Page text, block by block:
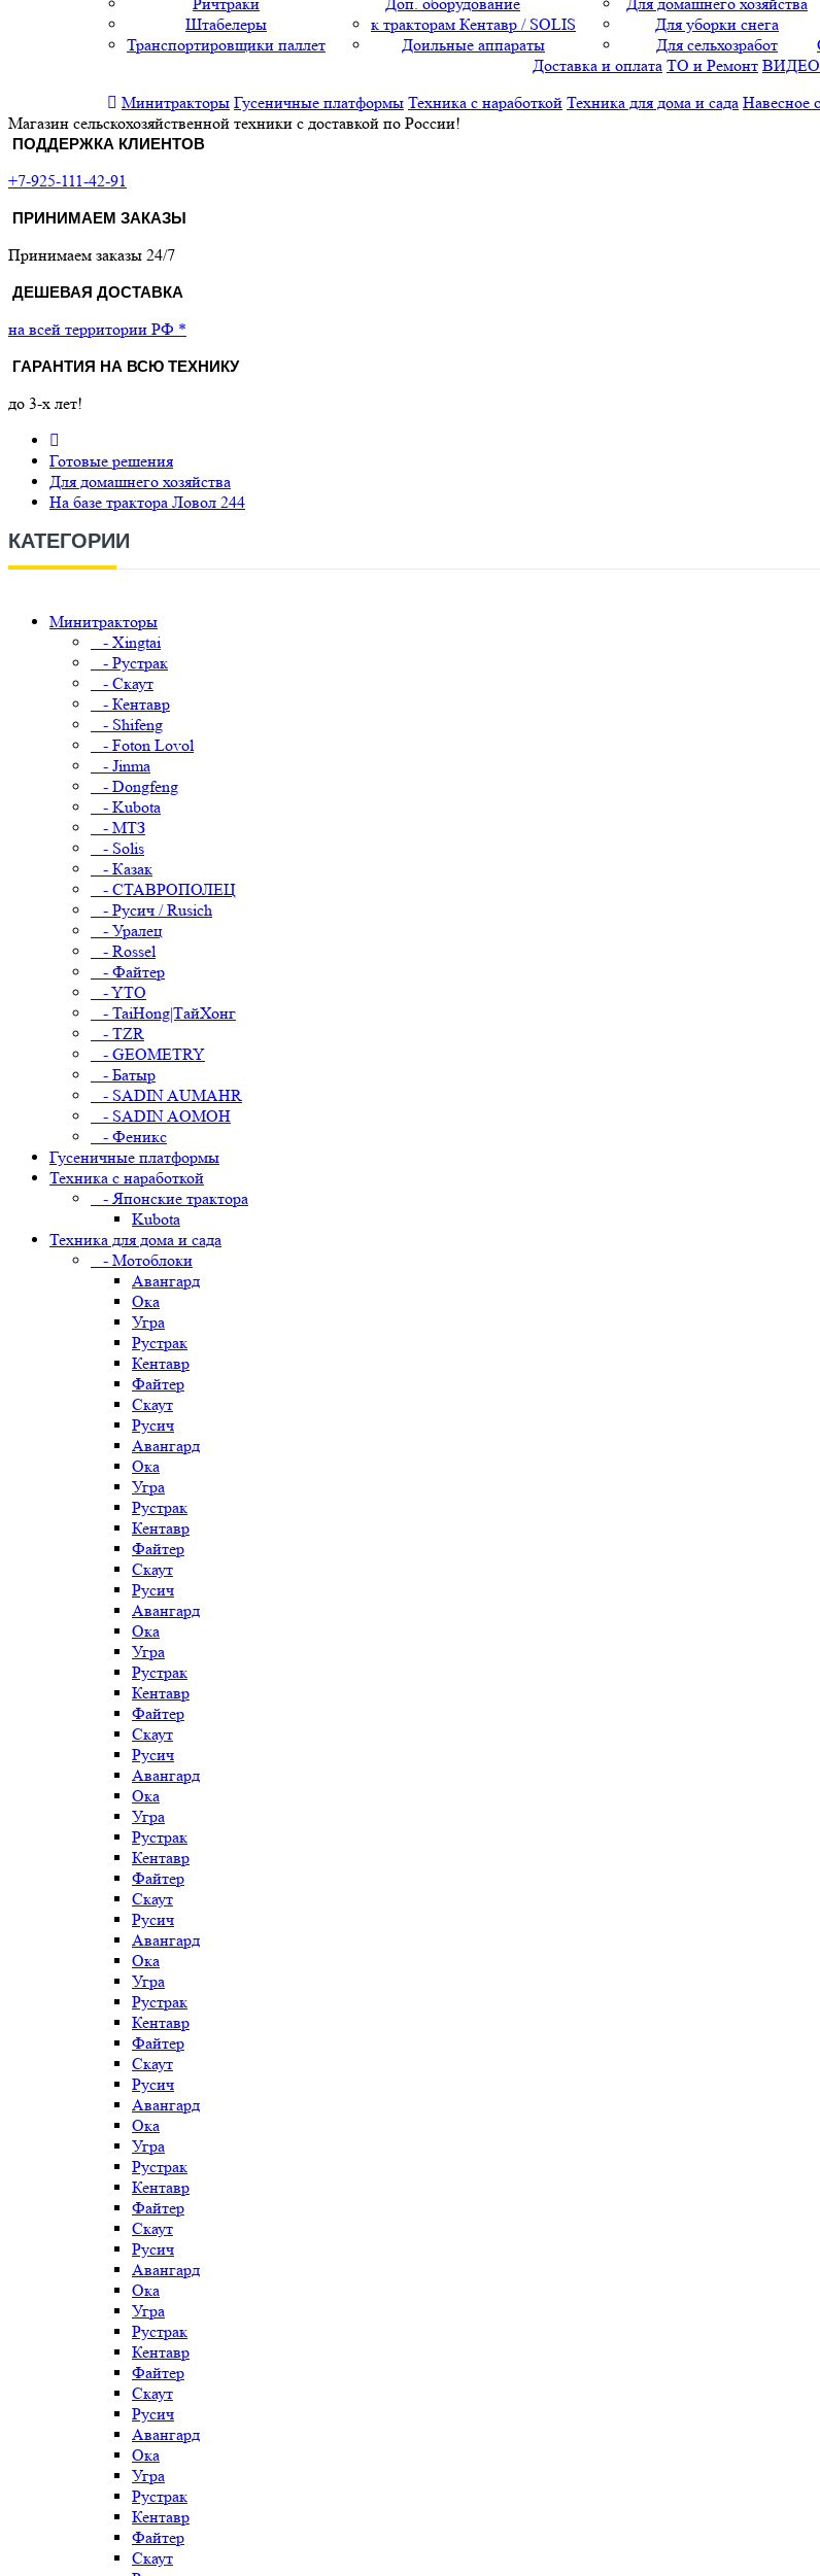
Штабелеры
Транспортировщики паллет
к тракторам Кентавр / SOLIS
Доильные аппараты
Для уборки снега
Для сельхозработ
Доставка и оплата ТО и Ремонт ВИДЕО
Минитракторы Гусеничные платформы Техника с наработкой Техника для дома и сада Навесное
Магазин сельскохозяйственной техники с доставкой по России!
ПОДДЕРЖКА КЛИЕНТОВ
+7-925-111-42-91
ПРИНИМАЕМ ЗАКАЗЫ
Принимаем заказы 24/7
ДЕШЕВАЯ ДОСТАВКА
на всей территории РФ *
ГАРАНТИЯ НА ВСЮ ТЕХНИКУ
до 3-х лет!
Готовые решения
Для домашнего хозяйства
На базе трактора Ловол 244
КАТЕГОРИИ
Минитракторы
- Xingtai
- Рустрак
- Скаут
- Кентавр
- Shifeng
- Foton Lovol
- Jinma
- Dongfeng
- Kubota
- МТЗ
- Solis
- Казак
- СТАВРОПОЛЕЦ
- Русич / Rusich
- Уралец
- Rossel
- Файтер
- YTO
- TaiHong|ТайХонг
- TZR
- GEOMETRY
- Батыр
- SADIN AUMAHR
- SADIN AOMOH
- Феникс
Гусеничные платформы
Техника с наработкой
- Японские трактора
Kubota
Техника для дома и сада
- Мотоблоки
Авангард
Ока
Угра
Рустрак
Кентавр
Файтер
Скаут
Русич
Авангард
Ока
Угра
Рустрак
Кентавр
Файтер
Скаут
Русич
Авангард
Ока
Угра
Рустрак
Кентавр
Файтер
Скаут
Русич
Авангард
Ока
Угра
Рустрак
Кентавр
Файтер
Скаут
Русич
Авангард
Ока
Угра
Рустрак
Кентавр
Файтер
Скаут
Русич
Авангард
Ока
Угра
Рустрак
Кентавр
Файтер
Скаут
Русич
Авангард
Ока
Угра
Рустрак
Кентавр
Файтер
Скаут
Русич
Авангард
Ока
Угра
Рустрак
Кентавр
Файтер
Скаут